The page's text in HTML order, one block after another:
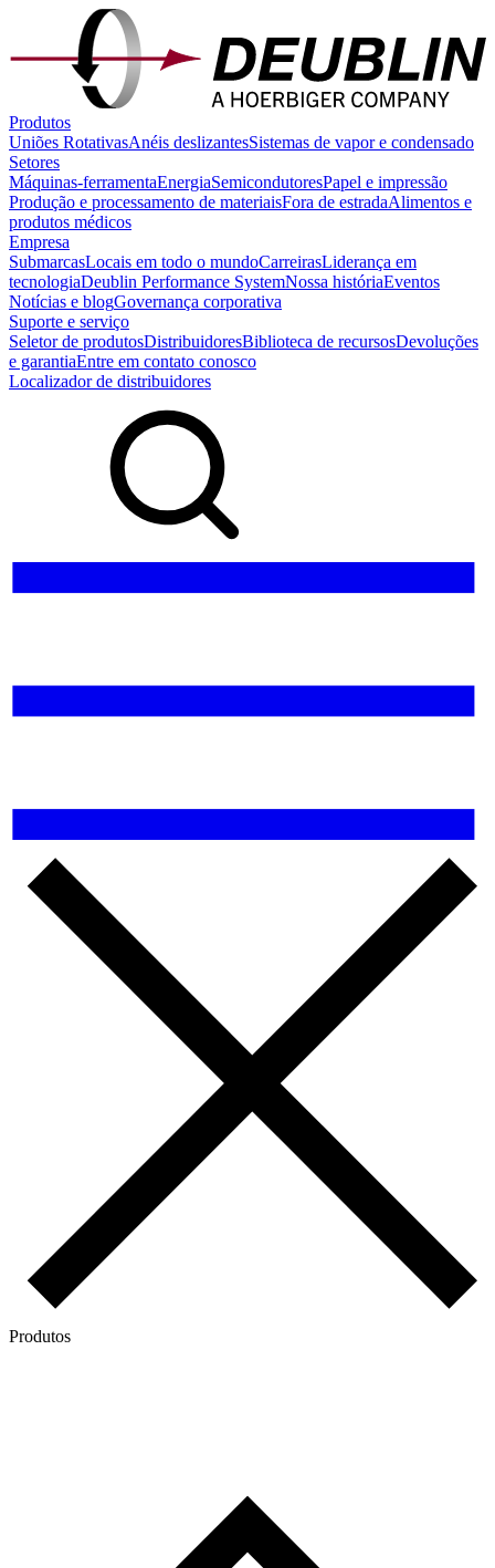
Produtos
Uniões RotativasAnéis deslizantesSistemas de vapor e condensado
Setores
Máquinas-ferramentaEnergiaSemicondutoresPapel e impressão
Produção e processamento de materiaisFora de estradaAlimentos e
produtos médicos
Empresa
SubmarcasLocais em todo o mundoCarreirasLiderança em
tecnologiaDeublin Performance SystemNossa históriaEventos
Notícias e blogGovernança corporativa
Suporte e serviço
Seletor de produtosDistribuidoresBiblioteca de recursosDevoluções
e garantiaEntre em contato conosco
Localizador de distribuidores
Produtos